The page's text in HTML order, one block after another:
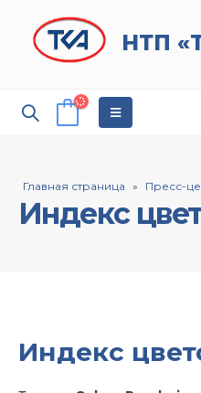
НТП
Главная страница » Пресс-
Индекс
Индекс